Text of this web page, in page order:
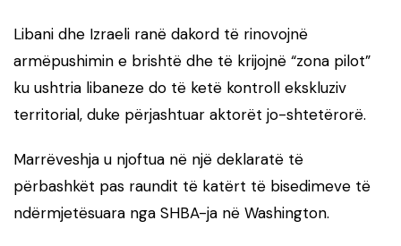
Libani dhe Izraeli ranë dakord të rinovojnë
armëpushimin e brishtë dhe të krijojnë “zona pilot”
ku ushtria libaneze do të ketë kontroll ekskluziv
territorial, duke përjashtuar aktorët jo-shtetërorë.
Marrëveshja u njoftua në një deklaratë të
përbashkët pas raundit të katërt të bisedimeve të
ndërmjetësuara nga SHBA-ja në Washington.